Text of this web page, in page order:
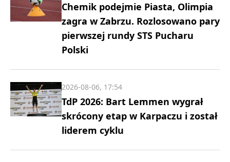
Chemik podejmie Piasta, Olimpia
zagra w Zabrzu. Rozlosowano pary
pierwszej rundy STS Pucharu
Polski
TdP 2026: Bart Lemmen wygrał
skrócony etap w Karpaczu i został
liderem cyklu
2026-08-06, 17:54